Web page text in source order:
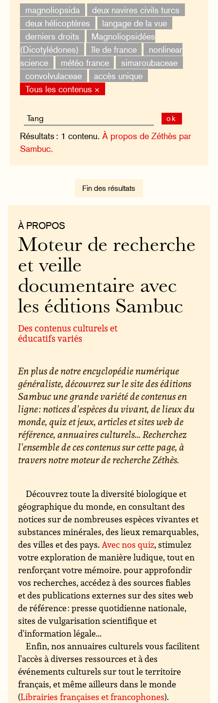
magnoliopsida
deux navires civils turcs
deux hélicoptères
langage de la vue
derniers droits
Magnoliopsidées
(Dicotylédones)
île de france
nonlinear
science
météo france
simaroubaceae
convolvulaceae
accès unique
Tous les contenus ×
ok
Résultats : 1 contenu.À propos de Zéthès par
Sambuc.
Fin des résultats
À PROPOS
Moteur de recherche
et veille
documentaire avec
les éditions Sambuc
Des contenus culturels et
éducatifs variés
En plus de notre encyclopédie numérique
généraliste, découvrez sur le site des éditions
Sambuc une grande variété de contenus en
ligne : notices d'espèces du vivant, de lieux du
monde, quiz et jeux, articles et sites web de
référence, annuaires culturels... Recherchez
l'ensemble de ces contenus sur cette page, à
travers notre moteur de recherche Zéthès.
Découvrez toute la diversité biologique et
géographique du monde, en consultant des
notices sur de nombreuses espèces vivantes et
substances minérales, des lieux remarquables,
des villes et des pays. Avec nos quiz, stimulez
votre exploration de manière ludique, tout en
renforçant votre mémoire. pour approfondir
vos recherches, accédez à des sources fiables
et des publications externes sur des sites web
de référence : presse quotidienne nationale,
sites de vulgarisation scientifique et
d'information légale...
Enfin, nos annuaires culturels vous facilitent
l'accès à diverses ressources et à des
événements culturels sur tout le territoire
français, et même ailleurs dans le monde
(Librairies françaises et francophones).